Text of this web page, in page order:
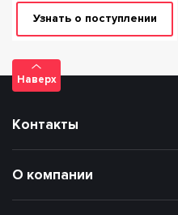
Узнать о поступлении
Наверх
О компании
Контакты